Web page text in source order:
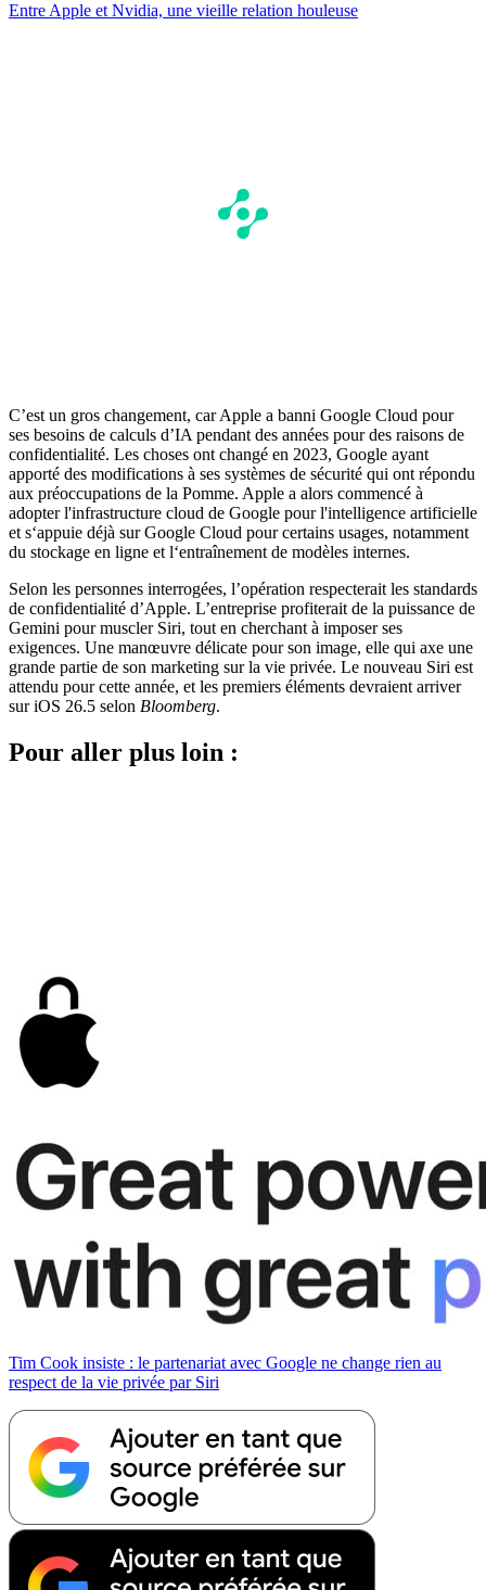
Entre Apple et Nvidia, une vieille relation houleuse
C’est un gros changement, car Apple a banni Google Cloud pour
ses besoins de calculs d’IA pendant des années pour des raisons de
confidentialité. Les choses ont changé en 2023, Google ayant
apporté des modifications à ses systèmes de sécurité qui ont répondu
aux préoccupations de la Pomme. Apple a alors commencé à
adopter l'infrastructure cloud de Google pour l'intelligence artificielle
et s‘appuie déjà sur Google Cloud pour certains usages, notamment
du stockage en ligne et l‘entraînement de modèles internes.
Selon les personnes interrogées, l’opération respecterait les standards
de confidentialité d’Apple. L’entreprise profiterait de la puissance de
Gemini pour muscler Siri, tout en cherchant à imposer ses
exigences. Une manœuvre délicate pour son image, elle qui axe une
grande partie de son marketing sur la vie privée. Le nouveau Siri est
attendu pour cette année, et les premiers éléments devraient arriver
sur iOS 26.5 selon Bloomberg.
Pour aller plus loin :
Tim Cook insiste : le partenariat avec Google ne change rien au
respect de la vie privée par Siri